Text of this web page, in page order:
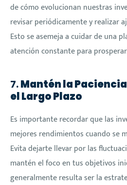
de cómo evolucionan nuestras
revisar periódicamente y realizar
Esto se asemeja a cuidar de una
atención constante para
7.Mantén la
el Largo Plazo
Es importante recordar que las
mejores rendimientos cuando se
Evita dejarte llevar por las
mantén el foco en tus objetivos
generalmente resulta ser la